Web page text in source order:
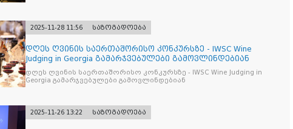
2025-11-28 11:56 საზოგადოება
დღეს ღვინის საერთაშორისო კონკურსზე - IWSC Wine
Judging in Georgia გამარჯვებულები გამოვლინდებიან
დღეს ღვინის საერთაშორისო კონკურსზე - IWSC Wine Judging in
Georgia გამარჯვებულები გამოვლინდებიან
2025-11-26 13:22 საზოგადოება